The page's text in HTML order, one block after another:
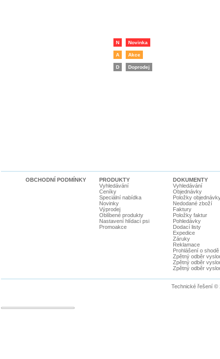
N Novinka
A Akce
D Doprodej
OBCHODNÍ PODMÍNKY
PRODUKTY
Vyhledávání
Ceníky
Speciální nabídka
Novinky
Výprodej
Oblíbené produkty
Nastavení hlídací psi
Promoakce
DOKUMENTY
Vyhledávání
Objednávky
Položky
Nedodané zboží
Faktury
Položky faktur
Pohledávky
Dodací listy
Expedice
Záruky
Reklamace
Prohlášení o shodě
Zpětný odběr
Zpětný odběr
Zpětný odběr
Technické řešení ©